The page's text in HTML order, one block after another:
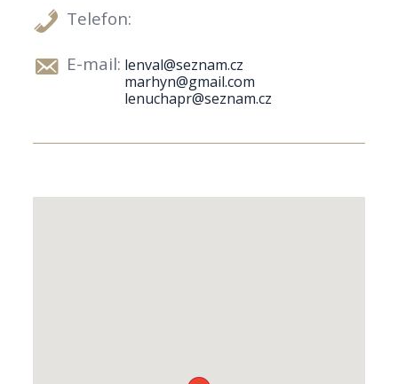
Telefon:
E-mail: lenval@seznam.cz
marhyn@gmail.com
lenuchapr@seznam.cz